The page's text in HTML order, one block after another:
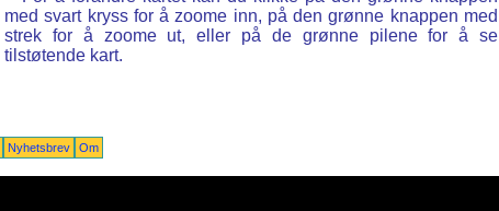
med svart kryss for å zoome inn, på den grønne knappen med
strek for å zoome ut, eller på de grønne pilene for å se
tilstøtende kart.
Nyhetsbrev Om